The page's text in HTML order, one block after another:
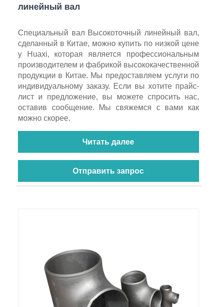
линейный вал
Специальный вал Высокоточный линейный вал,
сделанный в Китае, можно купить по низкой цене
у Huaxi, которая является профессиональным
производителем и фабрикой высококачественной
продукции в Китае. Мы предоставляем услуги по
индивидуальному заказу. Если вы хотите прайс-
лист и предложение, вы можете спросить нас,
оставив сообщение. Мы свяжемся с вами как
можно скорее.
Читать далее
Отправить запрос